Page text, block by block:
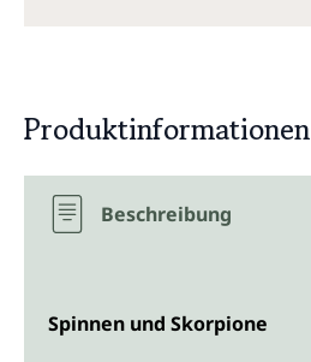
Produktinformationen
Beschreibung
Spinnen und Skorpione